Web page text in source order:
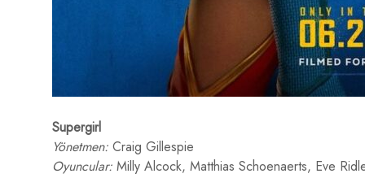
Supergirl
Yönetmen: Craig Gillespie
Oyuncular: Milly Alcock, Matthias Schoenaerts, Eve